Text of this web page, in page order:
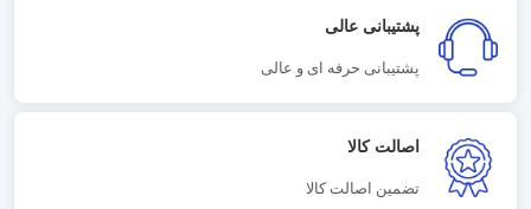
پشتیبانی عالی
پشتیبانی حرفه ای و عالی
اصالت کالا
تضمین اصالت کالا